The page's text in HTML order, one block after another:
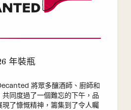
年裝瓶
將眾多釀酒師、廚師和
同度過了一個難忘的下午，品
了慷慨精神，籌集到了令人矚